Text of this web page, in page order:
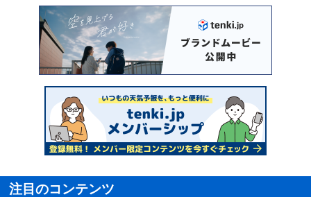
注目のコンテンツ